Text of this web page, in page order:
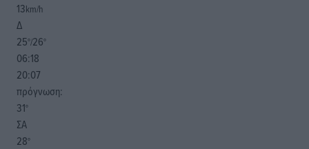
13km/h
Δ
25°/26°
06:18
20:07
πρόγνωση:
31°
ΣΑ
28°